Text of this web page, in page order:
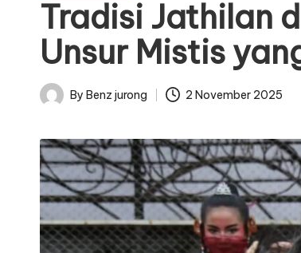
Tradisi Jathilan
Unsur Mistis
Posted
By Benz jurong 2 November 2025